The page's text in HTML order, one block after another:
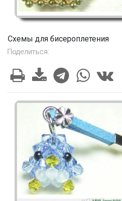
Схемы для бисероплетения
Поделиться: